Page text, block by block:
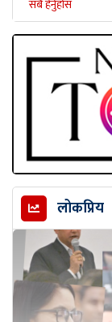
सबै हेर्नुहोस
लोकप्रिय